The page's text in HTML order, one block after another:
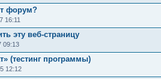
форум?
16:11
эту веб-страницу
09:13
(тестинг программы)
12:12